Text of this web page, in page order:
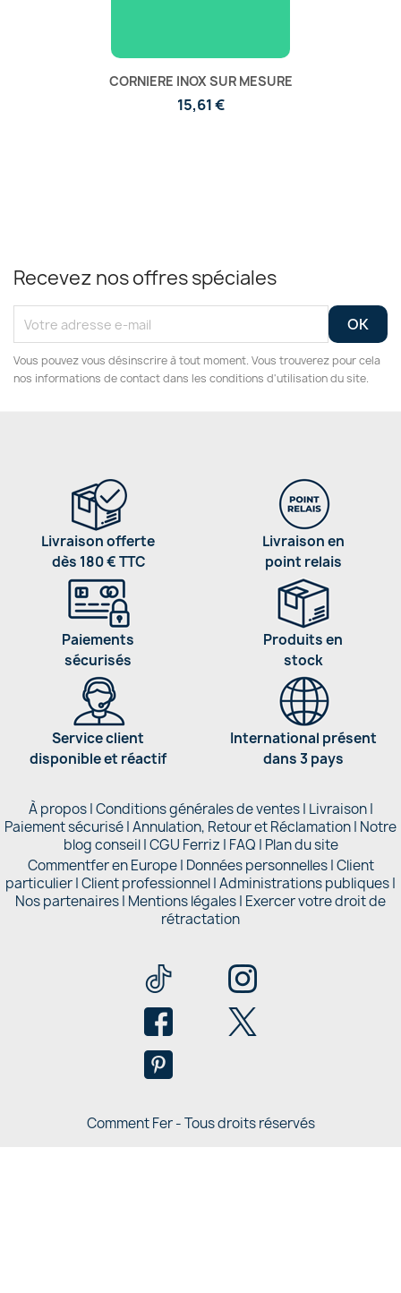
CORNIERE INOX SUR MESURE
15,61 €
Recevez nos offres spéciales
Vous pouvez vous désinscrire à tout moment. Vous trouverez pour cela
nos informations de contact dans les conditions d'utilisation du site.
Livraison offerte
dès 180 € TTC
Livraison en
point relais
Paiements
sécurisés
Produits en
stock
Service client
disponible et réactif
International présent
dans 3 pays
À propos|Conditions générales de ventes| Livraison|
Paiement sécurisé|Annulation, Retour et Réclamation| Notre
blog conseil|CGU Ferriz | FAQ | Plan du site
Commentfer en Europe| Données personnelles|Client
particulier|Client professionnel|Administrations publiques|
Nos partenaires | Mentions légales| Exercer votre droit de
rétractation
Comment Fer - Tous droits réservés